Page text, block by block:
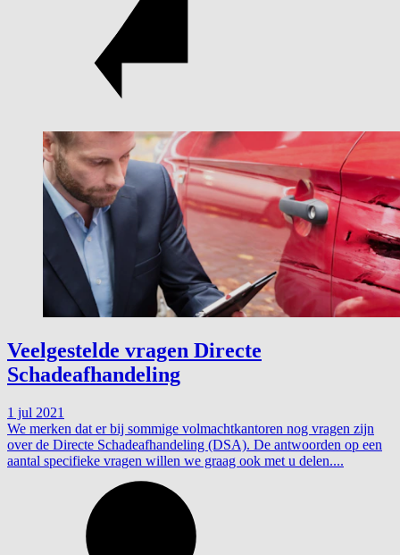
Veelgestelde vragen Directe
Schadeafhandeling
1 jul 2021
We merken dat er bij sommige volmachtkantoren nog vragen zijn
over de Directe Schadeafhandeling (DSA). De antwoorden op een
aantal specifieke vragen willen we graag ook met u delen....